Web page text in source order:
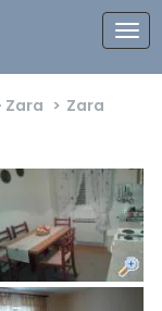
Zara
Zara